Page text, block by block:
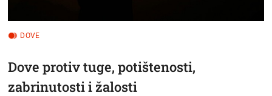
DOVE
Dove protiv tuge, potištenosti,
zabrinutosti i žalosti